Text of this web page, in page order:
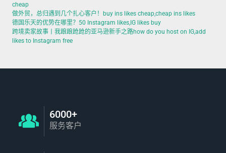
cheap
做外贸，总归遇到几个扎心客户！buy ins likes cheap,cheap ins likes
德国乐天的优势在哪里？50 Instagram likes,IG likes buy
跨境卖家故事丨我踉踉跄跄的亚马逊新手之路how do you host on IG,add
likes to Instagram free
6000+
服务客户